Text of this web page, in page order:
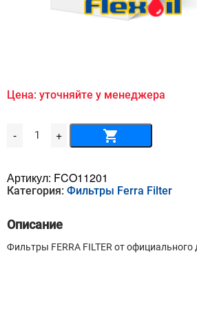
Цена: уточняйте у менеджера
- Количество
товара
Масляный
FERRA
FILTER
-
+
Артикул: FCO11201
Категория: Фильтры Ferra Filter
Описание
Фильтры FERRA FILTER от официального